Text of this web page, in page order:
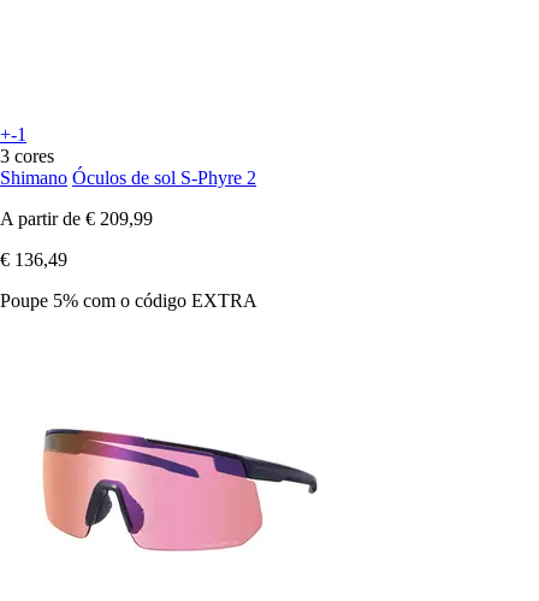
+-1
3 cores
Shimano Óculos de sol S-Phyre 2
A partir de € 209,99
€ 136,49
Poupe 5% com o código EXTRA